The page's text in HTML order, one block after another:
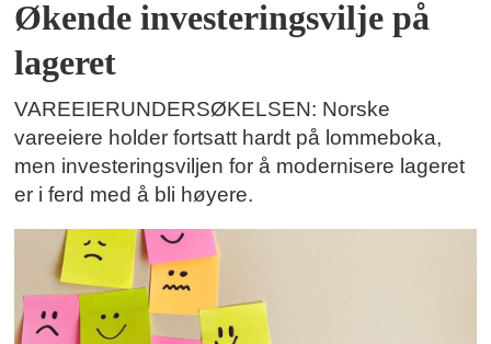
Økende investeringsvilje på
lageret
VAREEIERUNDERSØKELSEN: Norske
vareeiere holder fortsatt hardt på lommeboka,
men investeringsviljen for å modernisere lageret
er i ferd med å bli høyere.